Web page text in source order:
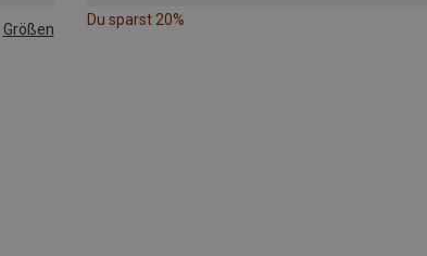
Größen
Du sparst 20%